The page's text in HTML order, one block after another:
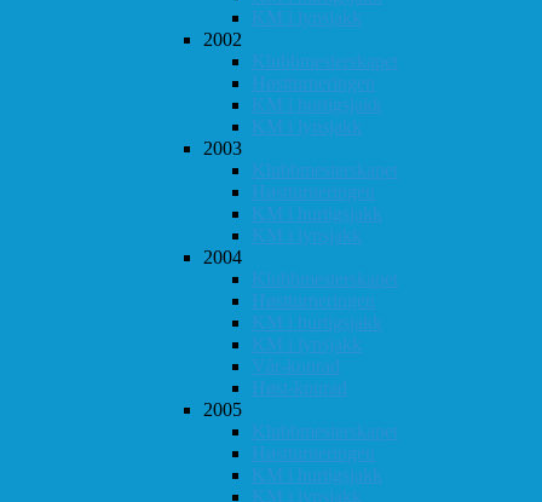
KM i lynsjakk
2002
Klubbmesterskapet
Høstturneringen
KM i hurtigsjakk
KM i lynsjakk
2003
Klubbmesterskapet
Høstturneringen
KM i hurtigsjakk
KM i lynsjakk
2004
Klubbmesterskapet
Høstturneringen
KM i hurtigsjakk
KM i lynsjakk
Vår-konrad
Høst-konrad
2005
Klubbmesterskapet
Høstturneringen
KM i hurtigsjakk
KM i lynsjakk